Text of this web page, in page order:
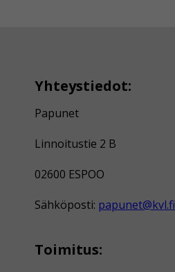
Yhteystiedot:
Papunet
Linnoitustie 2 B
02600 ESPOO
Sähköposti: papunet@kvl.fi
Toimitus: